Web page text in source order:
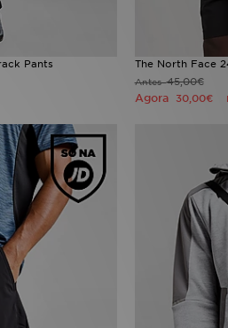
Pants The North Face
Antes45,00€
Agora 30,00€